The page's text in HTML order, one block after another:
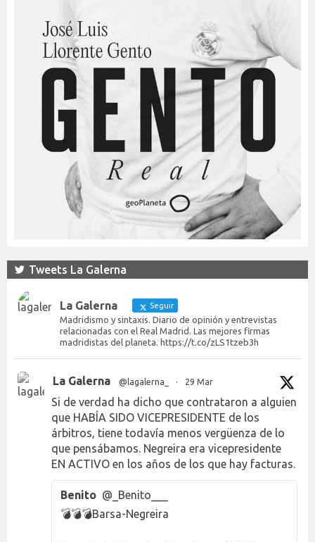
Tweets La Galerna
La Galerna Seguir
Madridismo y sintaxis. Diario de opinión y entrevistas
relacionadas con el Real Madrid. Las mejores firmas
madridistas del planeta. https://t.co/zLS1tzeb3h
La Galerna @lagalerna_ · 29 Mar
Si de verdad ha dicho que contrataron a alguien
que HABÍA SIDO VICEPRESIDENTE de los
árbitros, tiene todavía menos vergüenza de lo
que pensábamos. Negreira era vicepresidente
EN ACTIVO en los años de los que hay facturas.
Benito @_Benito___
💣💣💣Barsa-Negreira